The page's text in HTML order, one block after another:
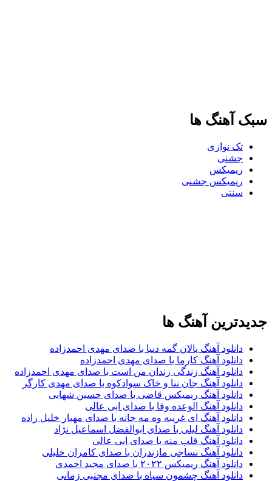
سبک آهنگ ها
تک نوازی
جشنی
ریمیکس
ریمیکس جشنی
سنتی
جدیدترین آهنگ ها
دانلود آهنگ یالان گمه دنیا با صدای مهدی احمدزاده
دانلود آهنگ کارما با صدای مهدی احمدزاده
دانلود آهنگ زندگی زندان من است با صدای مهدی احمدزاده
دانلود آهنگ جان ننا و خاک سوادکوه با صدای مهدی کارگر
دانلود آهنگ ریمیکس قاضی با صدای حسین شهابی
دانلود آهنگ الوعده وفا با صدای ابی عالی
دانلود آهنگ ای غریبه وه مه جانه با صدای مهیار خلیل زاده
دانلود آهنگ لیلی با صدای ابوالفضل اسماعیل نژاد
دانلود آهنگ قلب منه با صدای ابی عالی
دانلود آهنگ نساجی مازندران با صدای کامران خلیلی
دانلود آهنگ ریمیکس ۲۰۲۲ با صدای مجید احمدی
دانلود آهنگ چشمون سیاه با صدای مجتبی زمانی